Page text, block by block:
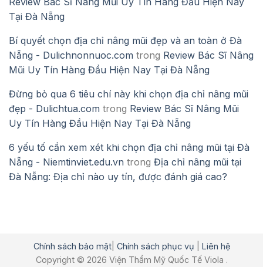
Tại Đà Nẵng
Bí quyết chọn địa chỉ nâng mũi đẹp và an toàn ở Đà
Nẵng - Dulichnonnuoc.com trong Review Bác Sĩ Nâng
Mũi Uy Tín Hàng Đầu Hiện Nay Tại Đà Nẵng
Đừng bỏ qua 6 tiêu chí này khi chọn địa chỉ nâng mũi
đẹp - Dulichtua.com trong Review Bác Sĩ Nâng Mũi
Uy Tín Hàng Đầu Hiện Nay Tại Đà Nẵng
6 yếu tố cần xem xét khi chọn địa chỉ nâng mũi tại Đà
Nẵng - Niemtinviet.edu.vn trong Địa chỉ nâng mũi tại
Đà Nẵng: Địa chỉ nào uy tín, được đánh giá cao?
Chính sách bảo mật| Chính sách phục vụ
Liên hệ
Copyright © 2026 Viện Thẩm Mỹ Quốc Tế Viola .